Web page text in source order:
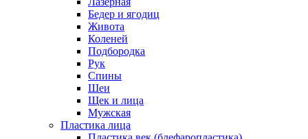
Бедер и ягодиц
Живота
Коленей
Подбородка
Рук
Спины
Шеи
Щек и лица
Мужская
Пластика лица